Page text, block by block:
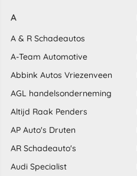
A
A & R Schadeautos
A-Team Automotive
Abbink Autos Vriezenveen
AGL handelsonderneming
Altijd Raak Penders
AP Auto's Druten
AR Schadeauto's
Audi Specialist